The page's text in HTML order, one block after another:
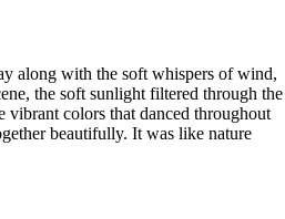
along with the soft whispers of wind,
the soft sunlight filtered through the
vibrant colors that danced throughout
beautifully. It was like nature